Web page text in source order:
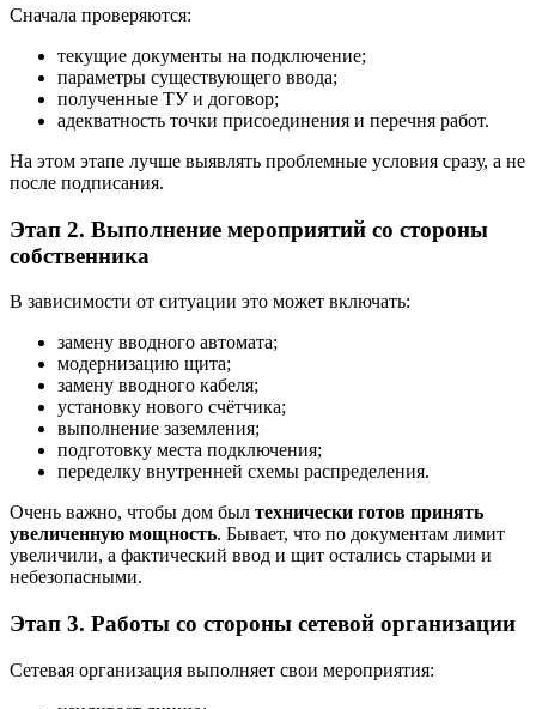
Сначала проверяются:
текущие документы на подключение;
параметры существующего ввода;
полученные ТУ и договор;
адекватность точки присоединения и перечня работ.
На этом этапе лучше выявлять проблемные условия сразу, а не
после подписания.
Этап 2. Выполнение мероприятий со стороны
собственника
В зависимости от ситуации это может включать:
замену вводного автомата;
модернизацию щита;
замену вводного кабеля;
установку нового счётчика;
выполнение заземления;
подготовку места подключения;
переделку внутренней схемы распределения.
Очень важно, чтобы дом был технически готов принять
увеличенную мощность. Бывает, что по документам лимит
увеличили, а фактический ввод и щит остались старыми и
небезопасными.
Этап 3. Работы со стороны сетевой организации
Сетевая организация выполняет свои мероприятия: